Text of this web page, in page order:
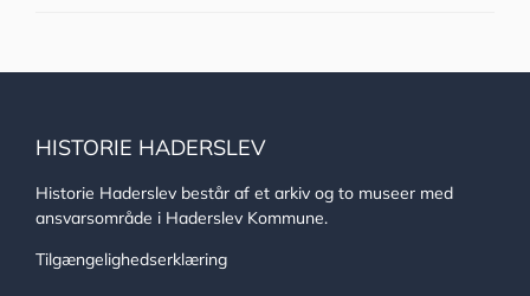
HISTORIE HADERSLEV
Historie Haderslev består af et arkiv og to museer med
ansvarsområde i Haderslev Kommune.
Tilgængelighedserklæring